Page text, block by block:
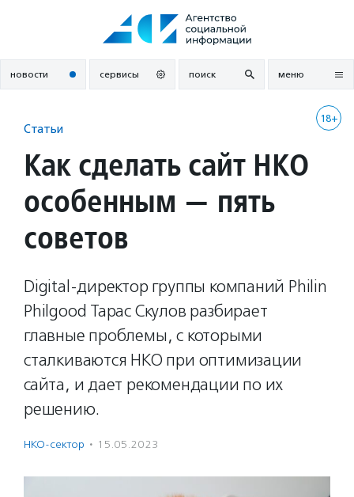
новости сервисы поиск меню
18+
Статьи
Как сделать сайт НКО
особенным — пять
советов
Digital-директор группы компаний Philin
Philgood Тарас Скулов разбирает
главные проблемы, с которыми
сталкиваются НКО при оптимизации
сайта, и дает рекомендации по их
решению.
НКО-сектор · 15.05.2023